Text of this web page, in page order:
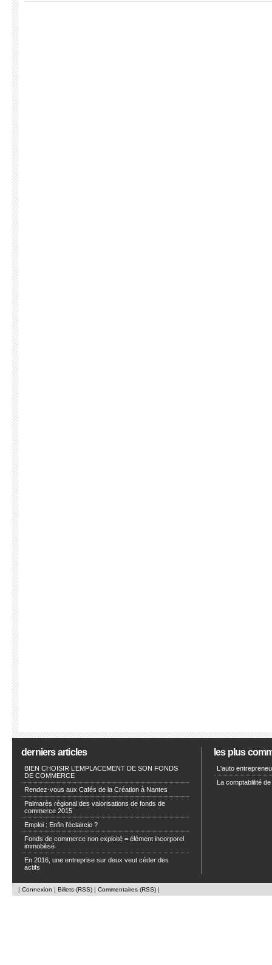
derniers articles
BIEN CHOISIR L’EMPLACEMENT DE SON FONDS
DE COMMERCE
Rendez-vous aux Cafés de la Création à Nantes
Palmarès régional des valorisations de fonds de
commerce 2015
Emploi : Enfin l’éclaircie ?
Fonds de commerce non exploité = élément incorporel
immobilisé
En 2016, une entreprise sur deux veut céder des
actifs
les plus
L'auto
La comptablilité
| Connexion | Billets (RSS) | Commentaires (RSS) |